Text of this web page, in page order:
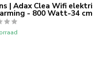
| Adax Clea Wifi
- 800 Watt-34